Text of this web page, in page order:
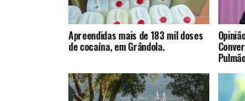
Apreendidas mais de 183 mil doses
de cocaína, em Grândola.